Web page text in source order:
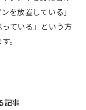
を放置している」
っている」という方
。
記事